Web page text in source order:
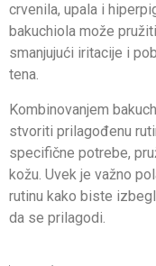
crvenila, upala i
bakuchiola može pružiti
smanjujući iritacije i
tena.
Kombinovanjem
stvoriti prilagođenu
specifične potrebe,
kožu. Uvek je važno
rutinu kako biste
da se prilagodi.